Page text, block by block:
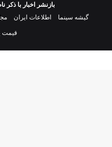
بازنشر اخبار با ذکر
گیشه سینما
اطلاعات ایران
قیمت